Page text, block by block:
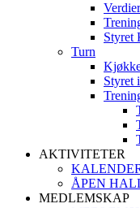
Styret
Turn
Styret
AKTIVITETER
ÅPEN
MEDLEMSKAP